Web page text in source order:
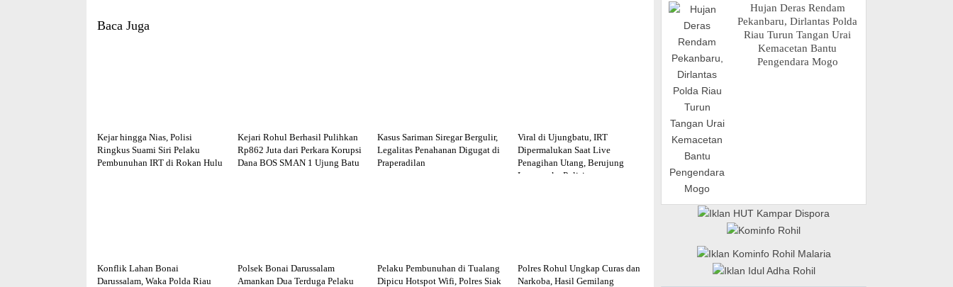
Baca Juga
Kejar hingga Nias, Polisi
Ringkus Suami Siri Pelaku
Pembunuhan IRT di Rokan Hulu
Kejari Rohul Berhasil Pulihkan
Rp862 Juta dari Perkara Korupsi
Dana BOS SMAN 1 Ujung Batu
Kasus Sariman Siregar Bergulir,
Legalitas Penahanan Digugat di
Praperadilan
Viral di Ujungbatu, IRT
Dipermalukan Saat Live
Penagihan Utang, Berujung
Laporan ke Polisi
Konflik Lahan Bonai
Darussalam, Waka Polda Riau
Polsek Bonai Darussalam
Amankan Dua Terduga Pelaku
Pelaku Pembunuhan di Tualang
Dipicu Hotspot Wifi, Polres Siak
Polres Rohul Ungkap Curas dan
Narkoba, Hasil Gemilang
Hujan Deras Rendam
Pekanbaru, Dirlantas Polda
Riau Turun Tangan Urai
Kemacetan Bantu
Pengendara Mogo